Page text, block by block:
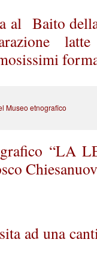
al Baito
Museo etnografico
“LA
ad una